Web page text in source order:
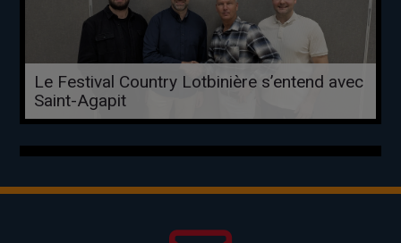
Le Festival Country Lotbinière s’entend avec
Saint-Agapit